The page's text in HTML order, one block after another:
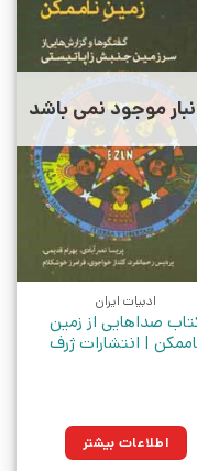
موجود نمی باشد
ادبیات ایران
صداهایی از زمین
| انتشارات ژرف
اطلاعات بیشتر